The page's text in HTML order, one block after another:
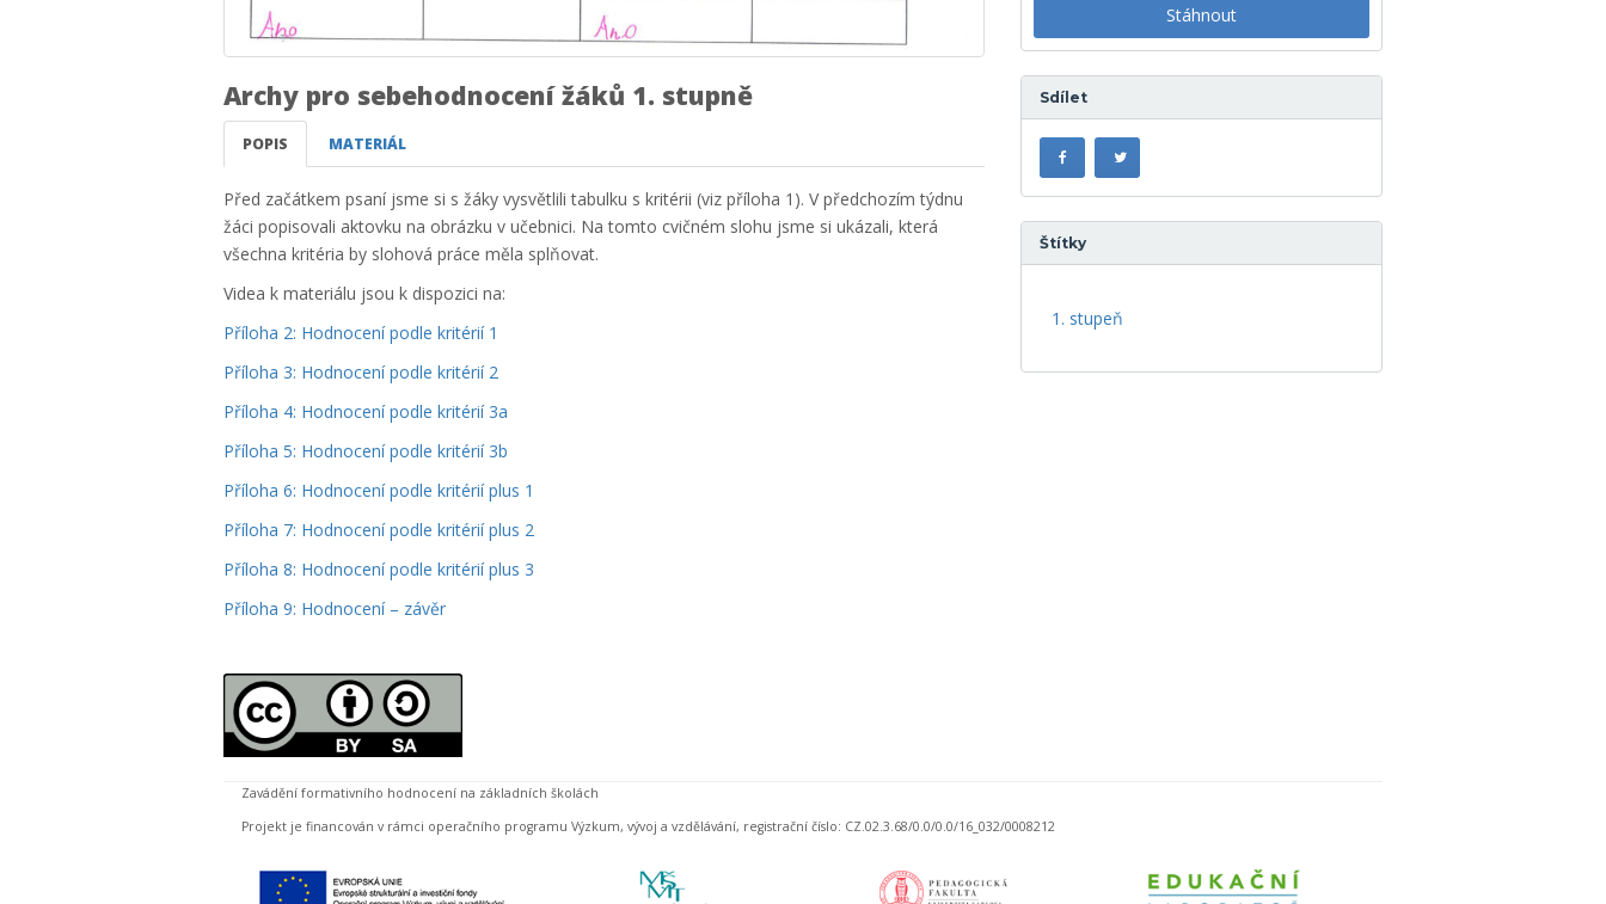
Archy pro sebehodnocení žáků 1. stupně
POPIS MATERIÁL
Před začátkem psaní jsme si s žáky vysvětlili tabulku s kritérii (viz příloha 1). V předchozím týdnu
žáci popisovali aktovku na obrázku v učebnici. Na tomto cvičném slohu jsme si ukázali, která
všechna kritéria by slohová práce měla splňovat.
Videa k materiálu jsou k dispozici na:
Příloha 2: Hodnocení podle kritérií 1
Příloha 3: Hodnocení podle kritérií 2
Příloha 4: Hodnocení podle kritérií 3a
Příloha 5: Hodnocení podle kritérií 3b
Příloha 6: Hodnocení podle kritérií plus 1
Příloha 7: Hodnocení podle kritérií plus 2
Příloha 8: Hodnocení podle kritérií plus 3
Příloha 9: Hodnocení – závěr
Stáhnout
Sdílet
Štítky
1. stupeň
Zavádění formativního hodnocení na základních školách
Projekt je financován v rámci operačního programu Výzkum, vývoj a vzdělávání, registrační číslo: CZ.02.3.68/0.0/0.0/16_032/0008212